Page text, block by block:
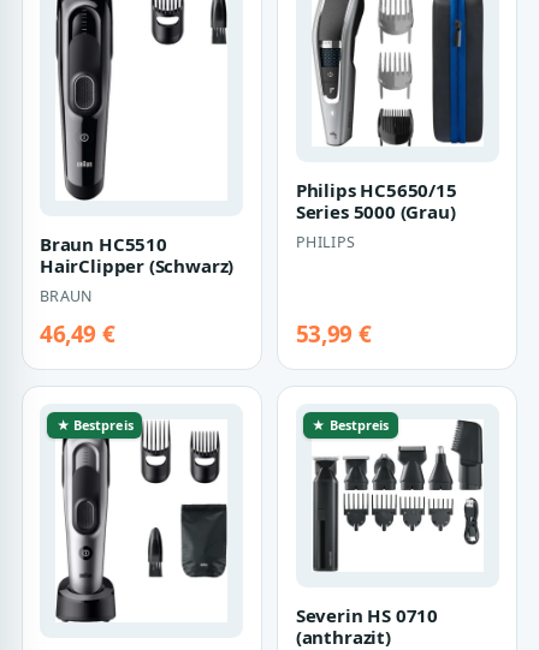
Braun HC5510
HairClipper (Schwarz)
BRAUN
46,49 €
Philips HC5650/15
Series 5000 (Grau)
PHILIPS
53,99 €
★ Bestpreis ★ Bestpreis
Severin HS 0710
(anthrazit)